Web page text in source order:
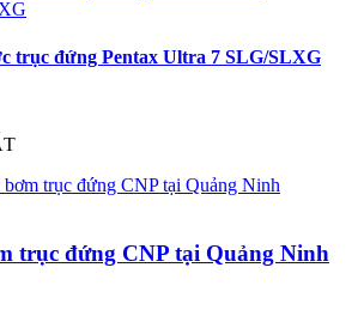
trục đứng Pentax Ultra 7 SLG/SLXG
trục đứng CNP tại Quảng Ninh